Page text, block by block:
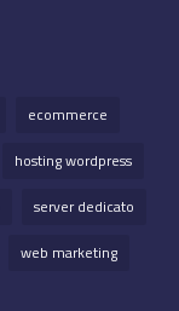
ecommerce
hosting wordpress
server dedicato
web marketing